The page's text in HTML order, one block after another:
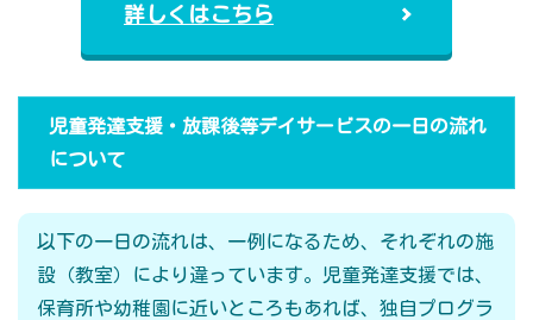
詳しくはこちら
児童発達支援・放課後等デイサービスの一日の流れ
について
以下の一日の流れは、一例になるため、それぞれの施
設（教室）により違っています。児童発達支援では、
保育所や幼稚園に近いところもあれば、独自プログラ